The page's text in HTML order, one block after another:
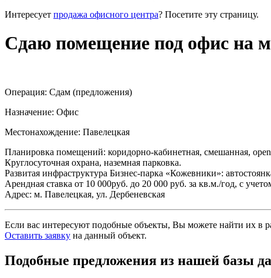
Интересует продажа офисного центра? Посетите эту страницу.
Сдаю помещение под офис на
Операция: Сдам (предложения)
Назначение: Офис
Местонахождение: Павелецкая
Планировка помещений: коридорно-кабинетная, смешанная,
Круглосуточная охрана, наземная парковка.
Развитая инфраструктура Бизнес-парка «Кожевники»:
Арендная ставка от 10 000руб. до 20 000 руб. за кв.м./год, с
Адрес: м. Павелецкая, ул. Дербеневская
Если вас интересуют подобные объекты, Вы можете найти их в
Оставить заявку на данный объект.
Подобные предложения из нашей базы